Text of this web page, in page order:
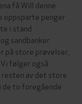
få Will denne
oppsparte penger
i stand
sandbanker
på store prøvelser,
følger også
resten av det store
to foregående